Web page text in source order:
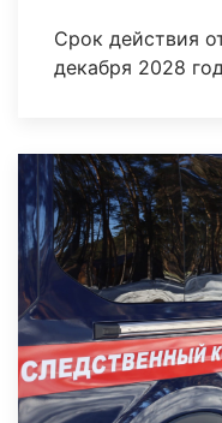
Срок действия
декабря 2028